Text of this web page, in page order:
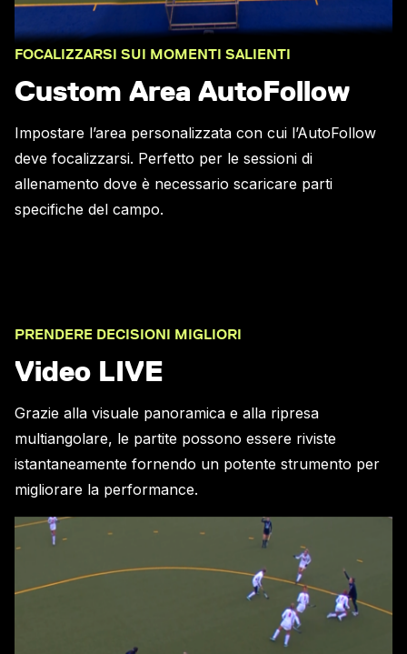
FOCALIZZARSI SUI MOMENTI SALIENTI
Custom Area AutoFollow
Impostare l’area personalizzata con cui l’AutoFollow
deve focalizzarsi. Perfetto per le sessioni di
allenamento dove è necessario scaricare parti
specifiche del campo.
PRENDERE DECISIONI MIGLIORI
Video LIVE
Grazie alla visuale panoramica e alla ripresa
multiangolare, le partite possono essere riviste
istantaneamente fornendo un potente strumento per
migliorare la performance.